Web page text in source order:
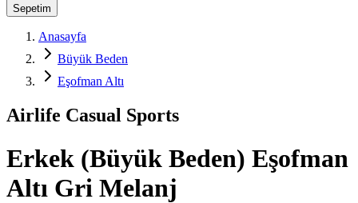
Sepetim
Anasayfa
Büyük Beden
Eşofman Altı
Airlife Casual Sports
Erkek (Büyük Beden) Eşofman
Altı Gri Melanj